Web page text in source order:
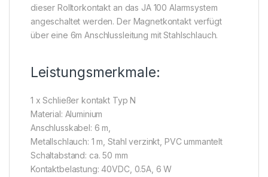
dieser Rolltorkontakt an das JA 100 Alarmsystem
angeschaltet werden. Der Magnetkontakt verfügt
über eine 6m Anschlussleitung mit Stahlschlauch.
Leistungsmerkmale:
1 x Schließer kontakt Typ N
Material: Aluminium
Anschlusskabel: 6 m,
Metallschlauch: 1 m, Stahl verzinkt, PVC ummantelt
Schaltabstand: ca. 50 mm
Kontaktbelastung: 40VDC, 0.5A, 6 W